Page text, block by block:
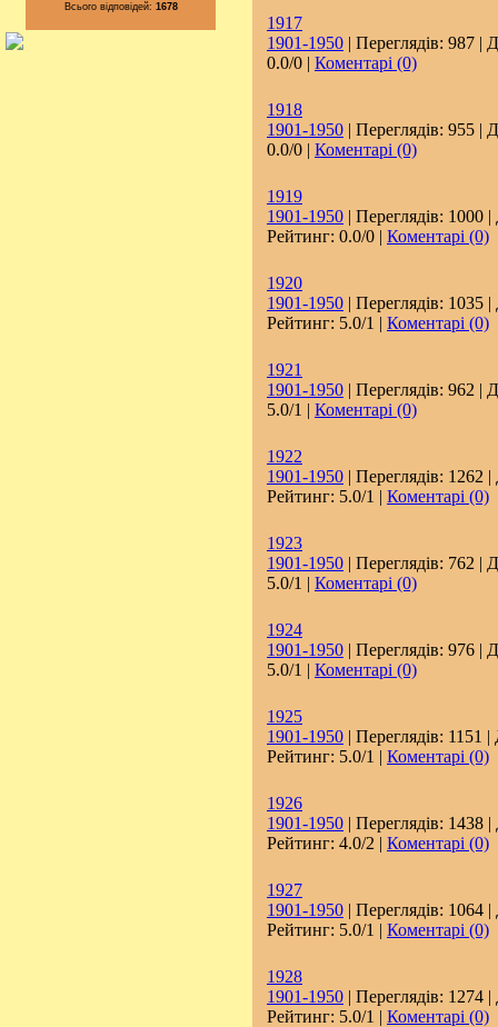
Всього відповідей: 1678
1917
1901-1950 | Переглядів: 987 |
0.0/0 | Коментарі (0)
1918
1901-1950 | Переглядів: 955 |
0.0/0 | Коментарі (0)
1919
1901-1950 | Переглядів: 1000
Рейтинг: 0.0/0 | Коментарі (0)
1920
1901-1950 | Переглядів: 1035
Рейтинг: 5.0/1 | Коментарі (0)
1921
1901-1950 | Переглядів: 962 |
5.0/1 | Коментарі (0)
1922
1901-1950 | Переглядів: 1262
Рейтинг: 5.0/1 | Коментарі (0)
1923
1901-1950 | Переглядів: 762 |
5.0/1 | Коментарі (0)
1924
1901-1950 | Переглядів: 976 |
5.0/1 | Коментарі (0)
1925
1901-1950 | Переглядів: 1151
Рейтинг: 5.0/1 | Коментарі (0)
1926
1901-1950 | Переглядів: 1438
Рейтинг: 4.0/2 | Коментарі (0)
1927
1901-1950 | Переглядів: 1064
Рейтинг: 5.0/1 | Коментарі (0)
1928
1901-1950 | Переглядів: 1274
Рейтинг: 5.0/1 | Коментарі (0)